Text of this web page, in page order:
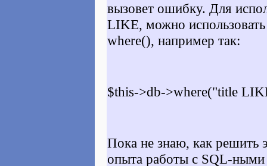
вызовет ошибку. Для
LIKE, можно
where(), например так:
$this->db->where("title
Пока не знаю, как решить
опыта работы с SQL-